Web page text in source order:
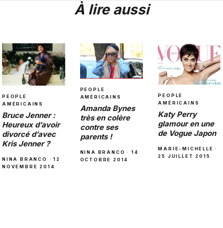
À lire aussi
PEOPLE
AMÉRICAINS
Bruce Jenner :
Heureux d’avoir
divorcé d’avec
Kris Jenner ?
NINA BRANCO · 12
NOVEMBRE 2014
PEOPLE
AMÉRICAINS
Amanda Bynes
très en colère
contre ses
parents !
NINA BRANCO · 14
OCTOBRE 2014
PEOPLE
AMÉRICAINS
Katy Perry
glamour en une
de Vogue Japon
MARIE-MICHELLE ·
25 JUILLET 2015